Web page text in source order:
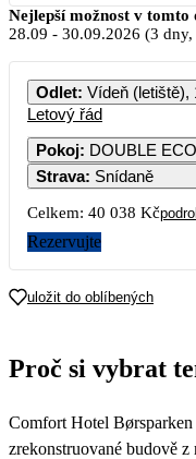
PO ÚT
19
7 8
14
21 979
21
20 919
22
20 019 17
Nejlepší možnost v tomto
28.09 - 30.09.2026 (3
Odlet: Vídeň (letiště),
Letový řád
Pokoj: DOUBLE
Strava: Snídaně
Celkem: 40 038 Kč
Rezervujte
uložit do oblíbených
Proč si vybrat
Comfort Hotel Børsparken
zrekonstruované budově